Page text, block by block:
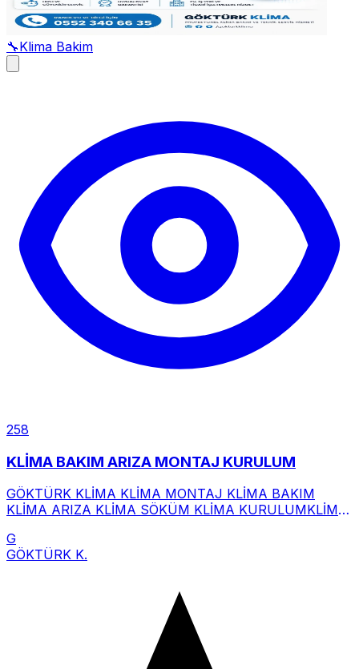
🔧Klima Bakim
258
KLİMA BAKIM ARIZA MONTAJ KURULUM
GÖKTÜRK KLİMA KLİMA MONTAJ KLİMA BAKIM
KLİMA ARIZA KLİMA SÖKÜM KLİMA KURULUMKLİMA
G
GÖKTÜRK K.